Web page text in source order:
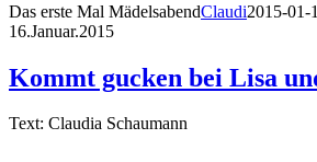
Das erste Mal MädelsabendClaudi2015-01-
16.Januar.2015
Kommt gucken bei Lisa
Text: Claudia Schaumann